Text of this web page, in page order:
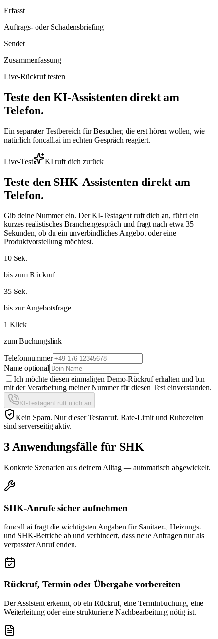
Erfasst
Auftrags- oder Schadensbriefing
Sendet
Zusammenfassung
Live-Rückruf testen
Teste den KI-Assistenten direkt am
Telefon.
Ein separater Testbereich für Besucher, die erst hören wollen, wie
natürlich foncall.ai im echten Gespräch reagiert.
Live-Test KI ruft dich zurück
Teste den SHK-Assistenten direkt am
Telefon.
Gib deine Nummer ein. Der KI-Testagent ruft dich an, führt ein
kurzes realistisches Branchengespräch und fragt nach etwa 35
Sekunden, ob du ein unverbindliches Angebot oder eine
Produktvorstellung möchtest.
10 Sek.
bis zum Rückruf
35 Sek.
bis zur Angebotsfrage
1 Klick
zum Buchungslink
Telefonnummer
Name optional
Ich möchte diesen einmaligen Demo-Rückruf erhalten und bin
mit der Verarbeitung meiner Nummer für diesen Test einverstanden.
KI-Testagent ruft mich an
Kein Spam. Nur dieser Testanruf. Rate-Limit und Ruhezeiten
sind serverseitig aktiv.
3 Anwendungsfälle für SHK
Konkrete Szenarien aus deinem Alltag — automatisch abgewickelt.
SHK-Anrufe sicher aufnehmen
foncall.ai fragt die wichtigsten Angaben für Sanitaer-, Heizungs-
und SHK-Betriebe ab und verhindert, dass neue Anfragen nur als
verpasster Anruf enden.
Rückruf, Termin oder Übergabe vorbereiten
Der Assistent erkennt, ob ein Rückruf, eine Terminbuchung, eine
Weiterleitung oder eine strukturierte Nachbearbeitung nötig ist.